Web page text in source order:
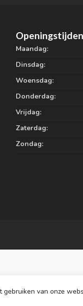
Openingstijden
Maandag:
Dinsdag:
Woensdag:
Donderdag:
Vrijdag:
Zaterdag:
Zondag:
© Copyright
gebruiken van onze